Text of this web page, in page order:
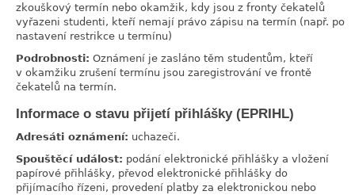
zkouškový termín nebo okamžik, kdy jsou z fronty čekatelů
vyřazeni studenti, kteří nemají právo zápisu na termín (např. po
nastavení restrikce u termínu)
Podrobnosti: Oznámení je zasláno těm studentům, kteří
v okamžiku zrušení termínu jsou zaregistrování ve frontě
čekatelů na termín.
Informace o stavu přijetí přihlášky (EPRIHL)
Adresáti oznámení: uchazeči.
Spouštěcí událost: podání elektronické přihlášky a vložení
papírové přihlášky, převod elektronické přihlášky do
přijímacího řízeni, provedení platby za elektronickou nebo